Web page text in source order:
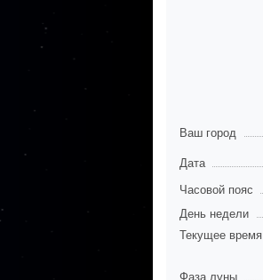
Ваш город
Дата
Часовой пояс
День недели
Текущее время
Фаза луны